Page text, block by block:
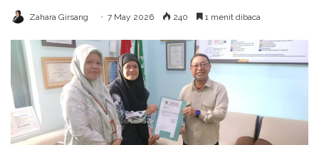
Zahara Girsang 7 May 2026 240 1 menit dibaca